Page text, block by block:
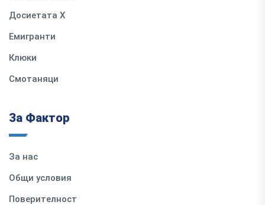
Досиетата Х
Емигранти
Клюки
Смотаняци
За Фактор
За нас
Общи условия
Поверителност